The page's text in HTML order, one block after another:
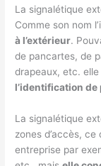
La signalétique
Comme son nom
à l’extérieur.
de pancartes, de
drapeaux, etc. elle
l’identification
La signalétique
zones d’accès, ce
entreprise par